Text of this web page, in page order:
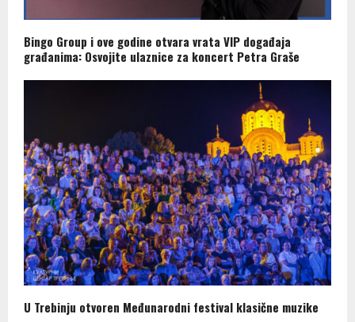
Bingo Group i ove godine otvara vrata VIP događaja
građanima: Osvojite ulaznice za koncert Petra Graše
U Trebinju otvoren Međunarodni festival klasične muzike